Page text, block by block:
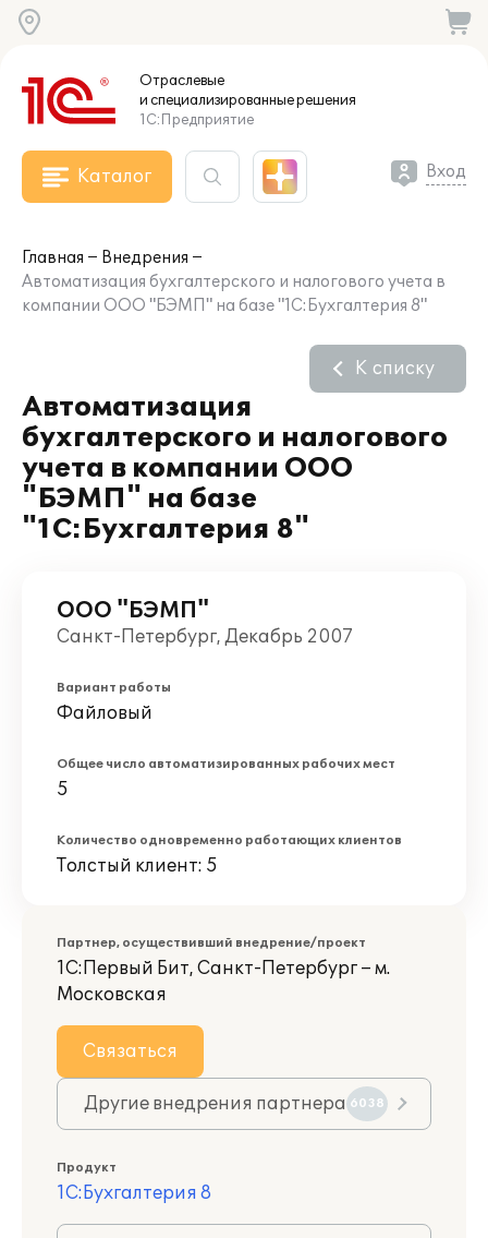
Отраслевые
и специализированныерешения
1С:Предприятие
Каталог Вход
Главная
Внедрения
Автоматизация бухгалтерского и налогового учета в
компании ООО "БЭМП" на базе "1С:Бухгалтерия 8"
Автоматизация
бухгалтерского и налогового
учета в компании ООО
"БЭМП" на базе
"1С:Бухгалтерия 8"
К списку
ООО "БЭМП"
Санкт-Петербург, Декабрь 2007
Вариант работы
Файловый
Общее число автоматизированных рабочих мест
5
Количество одновременно работающих клиентов
Толстый клиент: 5
Партнер, осуществивший внедрение/проект
1С:Первый Бит, Санкт-Петербург – м.
Московская
Связаться
Другие внедрения партнера 6038
Продукт
1С:Бухгалтерия 8